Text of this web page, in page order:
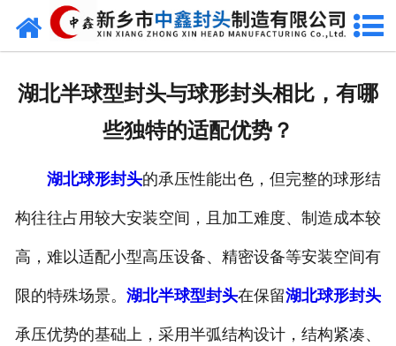
网站首页
生产现场
成功案例
视频中心
湖北半球型封头与球形封头相比，有哪
些独特的适配优势？
湖北球形封头的承压性能出色，但完整的球形结
构往往占用较大安装空间，且加工难度、制造成本较
高，难以适配小型高压设备、精密设备等安装空间有
限的特殊场景。 湖北半球型封头在保留湖北球形封头
承压优势的基础上，采用半弧结构设计，结构紧凑、